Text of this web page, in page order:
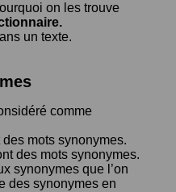
on les trouve
un texte.
comme
des mots synonymes.
des mots synonymes.
synonymes que l’on
des synonymes en